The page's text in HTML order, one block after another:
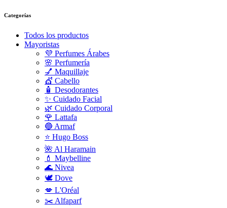
Categorías
Todos los productos
Mayoristas
💜 Perfumes Árabes
🌸 Perfumería
💅 Maquillaje
💇 Cabello
🧴 Desodorantes
✨ Cuidado Facial
🌿 Cuidado Corporal
🌹 Lattafa
🔵 Armaf
⭐ Hugo Boss
🌺 Al Haramain
💄 Maybelline
🌊 Nivea
🕊️ Dove
💋 L'Oréal
✂️ Alfaparf